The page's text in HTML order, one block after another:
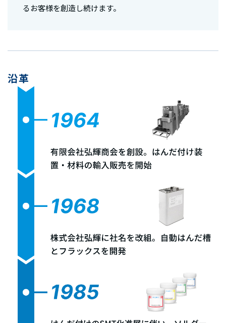
るお客様を創造し続けます。
沿革